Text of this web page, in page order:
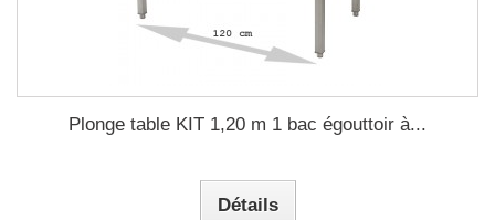
Plonge table KIT 1,20 m 1 bac égouttoir à...
Détails